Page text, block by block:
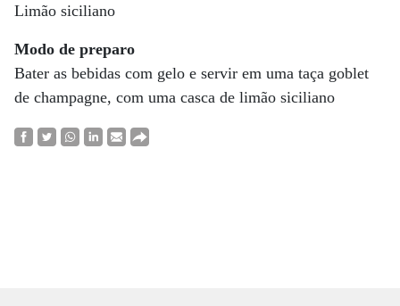
Limão siciliano
Modo de preparo
Bater as bebidas com gelo e servir em uma taça goblet
de champagne, com uma casca de limão siciliano